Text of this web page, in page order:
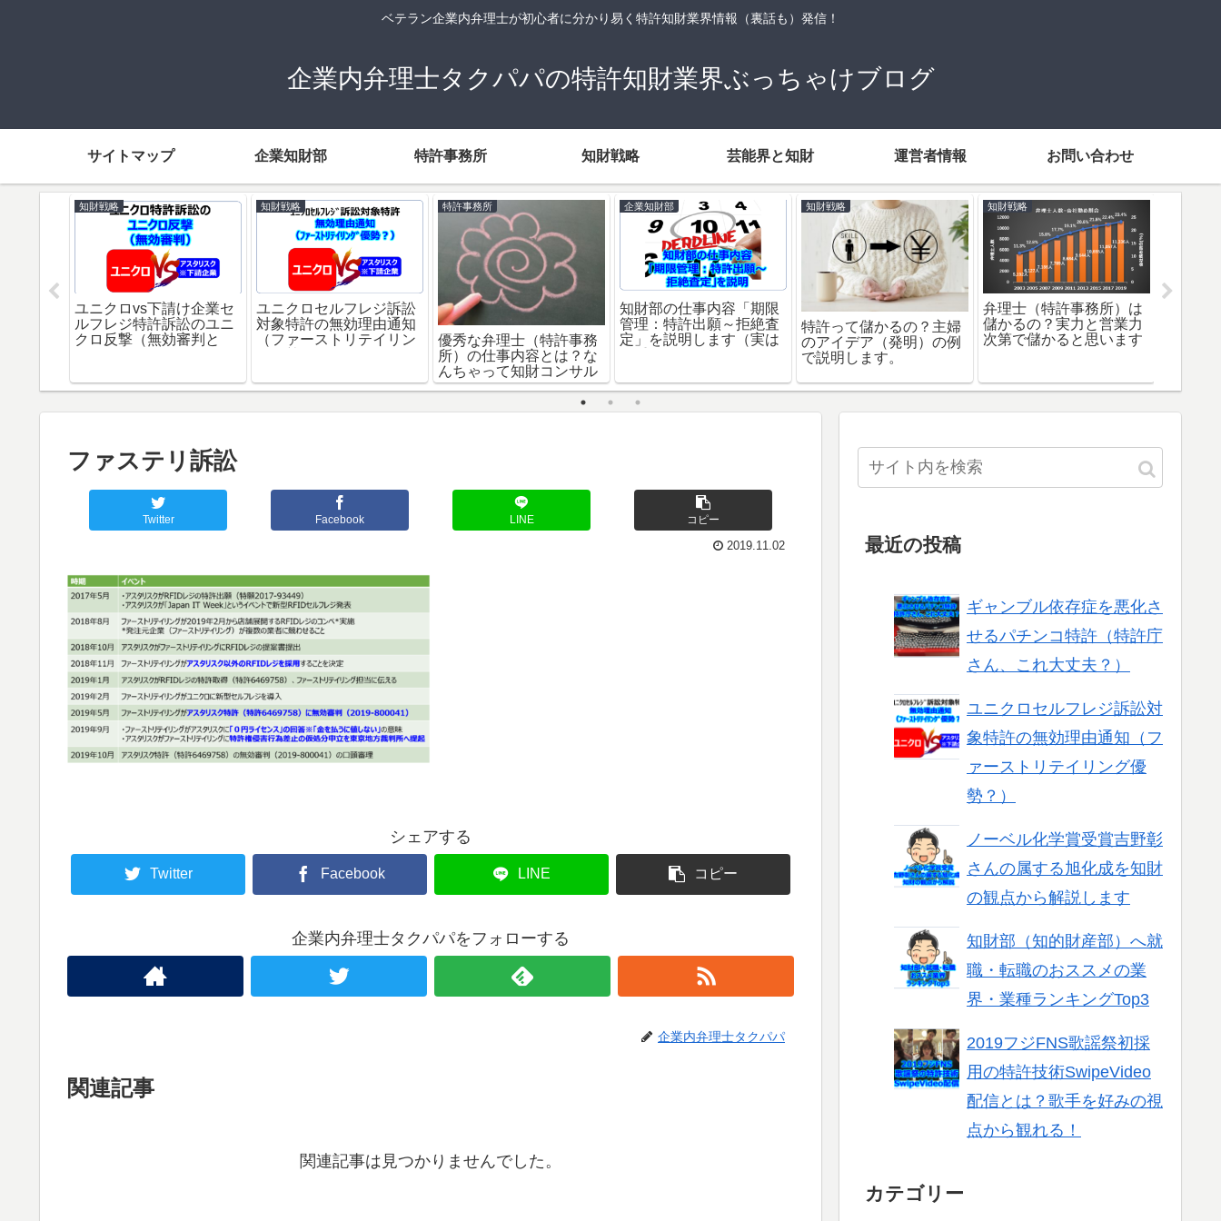
ベテラン企業内弁理士が初心者に分かり易く特許知財業界情報（裏話も）発信！
企業内弁理士タクパパの特許知財業界ぶっちゃけブログ
サイトマップ 企業知財部 特許事務所 知財戦略 芸能界と知財 運営者情報 お問い合わせ
知財戦略
ユニクロvs下請け企業セ
ルフレジ特許訴訟のユニ
クロ反撃（無効審判と
知財戦略
ユニクロセルフレジ訴訟
対象特許の無効理由通知
（ファーストリテイリン
特許事務所
優秀な弁理士（特許事務
所）の仕事内容とは？な
んちゃって知財コンサル
していませんか？
企業知財部
知財部の仕事内容「期限
管理：特許出願～拒絶査
定」を説明します（実は
知財戦略
特許って儲かるの？主婦
のアイデア（発明）の例
で説明します。
知財戦略
弁理士（特許事務所）は
儲かるの？実力と営業力
次第で儲かると思います
ファステリ訴訟
Twitter Facebook LINE コピー
2019.11.02
シェアする
Twitter Facebook LINE コピー
企業内弁理士タクパパをフォローする
企業内弁理士タクパパ
関連記事
関連記事は見つかりませんでした。
最近の投稿
ギャンブル依存症を悪化さ
せるパチンコ特許（特許庁
さん、これ大丈夫？）
ユニクロセルフレジ訴訟対
象特許の無効理由通知（フ
ァーストリテイリング優
勢？）
ノーベル化学賞受賞吉野彰
さんの属する旭化成を知財
の観点から解説します
知財部（知的財産部）へ就
職・転職のおススメの業
界・業種ランキングTop3
2019フジFNS歌謡祭初採
用の特許技術SwipeVideo
配信とは？歌手を好みの視
点から観れる！
カテゴリー